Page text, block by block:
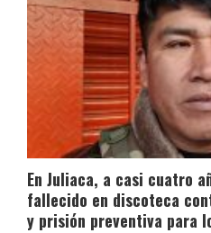
En Juliaca, a casi cuatro
fallecido en discoteca
y prisión preventiva para